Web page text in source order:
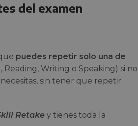
del examen
puedes repetir solo una de
Reading, Writing o Speaking) si no
sin tener que repetir
Retake y tienes toda la